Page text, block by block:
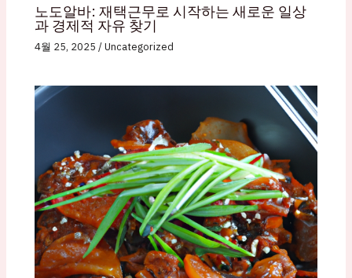
노도알바: 재택근무로 시작하는 새로운 일상
과 경제적 자유 찾기
4월 25, 2025/Uncategorized